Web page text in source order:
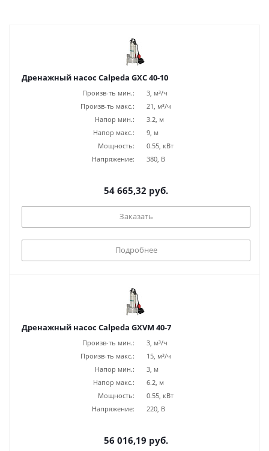
Дренажный насос Calpeda GXC 40-10
Произв-ть мин.:
3, м³/ч
Произв-ть макс.:
21, м³/ч
Напор мин.:
3.2, м
Напор макс.:
9, м
Мощность:
0.55, кВт
Напряжение:
380, В
54 665,32 руб.
Заказать
Подробнее
Дренажный насос Calpeda GXVM 40-7
Произв-ть мин.:
3, м³/ч
Произв-ть макс.:
15, м³/ч
Напор мин.:
3, м
Напор макс.:
6.2, м
Мощность:
0.55, кВт
Напряжение:
220, В
56 016,19 руб.